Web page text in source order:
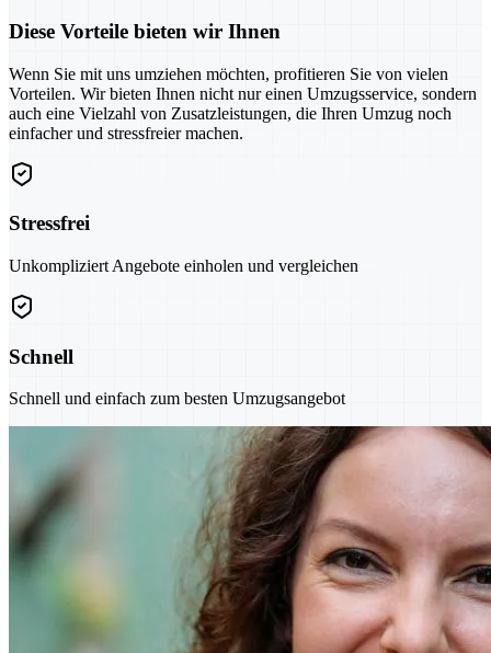
Diese Vorteile bieten wir Ihnen
Wenn Sie mit uns umziehen möchten, profitieren Sie von vielen
Vorteilen. Wir bieten Ihnen nicht nur einen Umzugsservice, sondern
auch eine Vielzahl von Zusatzleistungen, die Ihren Umzug noch
einfacher und stressfreier machen.
Stressfrei
Unkompliziert Angebote einholen und vergleichen
Schnell
Schnell und einfach zum besten Umzugsangebot